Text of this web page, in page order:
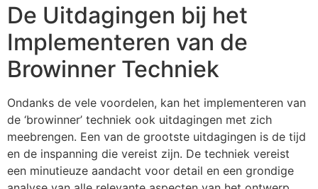
De Uitdagingen bij het
Implementeren van de
Browinner Techniek
Ondanks de vele voordelen, kan het implementeren van
de ‘browinner’ techniek ook uitdagingen met zich
meebrengen. Een van de grootste uitdagingen is de tijd
en de inspanning die vereist zijn. De techniek vereist
een minutieuze aandacht voor detail en een grondige